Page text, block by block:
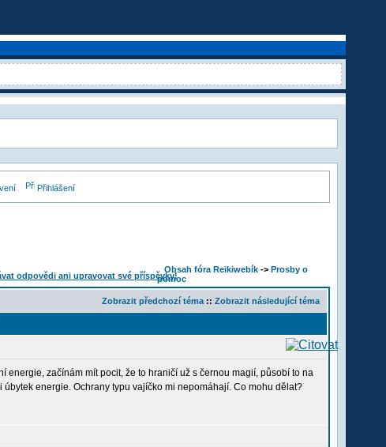
Přihlášení
Obsah fóra Reikiwebík -> Prosby o
pomoc
Zobrazit předchozí téma :: Zobrazit následující téma
energie, začínám mít pocit, že to hraničí už s černou magií, působí to na
energie. Ochrany typu vajíčko mi nepomáhají. Co mohu dělat?